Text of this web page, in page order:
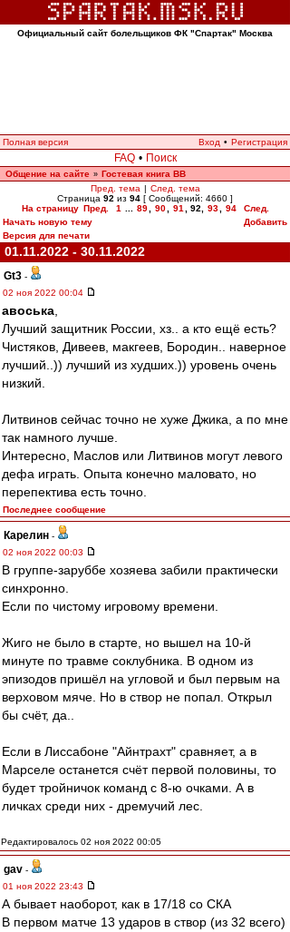
Официальный сайт болельщиков ФК "Спартак" Москва
Полная версия Вход • Регистрация
FAQ • Поиск
Общение на сайте » Гостевая книга ВВ
Пред. тема | След. тема
Страница 92 из 94 [ Сообщений: 4660 ]
На страницу Пред. 1 89 90 91 92 93 94
След.
Начать новую тему
Добавить
Версия для печати
01.11.2022 - 30.11.2022
Gt3 -
02 ноя 2022 00:04
авоська
Лучший защитник России, хз.. а кто ещё есть?
Чистяков, Дивеев, макгеев, Бородин.. наверное
лучший..)) лучший из худших.)) уровень очень
низкий.
Литвинов сейчас точно не хуже Джика, а по мне
так намного лучше.
Интересно, Маслов или Литвинов могут левого
дефа играть. Опыта конечно маловато, но
перепектива есть точно.
Последнее сообщение
Карелин -
02 ноя 2022 00:03
В группе-заруббе хозяева забили практически
синхронно.
Если по чистому игровому времени.
Жиго не было в старте, но вышел на 10-й
минуте по травме соклубника. В одном из
эпизодов пришёл на угловой и был первым на
верховом мяче. Но в створ не попал. Открыл
бы счёт, да..
Если в Лиссабоне "Айнтрахт" сравняет, а в
Марселе останется счёт первой половины, то
будет тройничок команд с 8-ю очками. А в
личках среди них - дремучий лес.
Редактировалось 02 ноя 2022 00:05
gav -
01 ноя 2022 23:43
А бывает наоборот, как в 17/18 со СКА
В первом матче 13 ударов в створ (из 32 всего)